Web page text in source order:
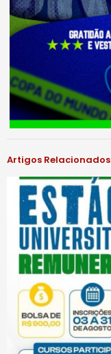
Artigos Relacionados